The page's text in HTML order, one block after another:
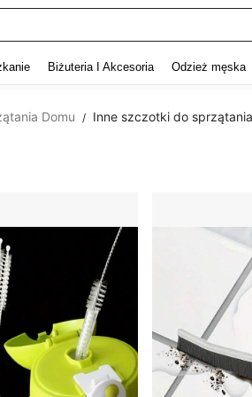
Biżuteria I Akcesoria Odzież męska
Domu / Inne szczotki do sprzątania